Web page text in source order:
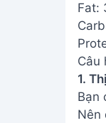
Fat:
Câu
1.
Bạn
Nên